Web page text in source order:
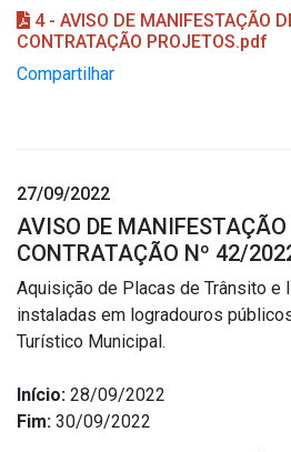
4 - AVISO DE MANIFESTAÇÃO
CONTRATAÇÃO PROJETOS.pdf
Compartilhar
27/09/2022
AVISO DE MANIFESTAÇÃO
CONTRATAÇÃO Nº 42/
Aquisição de Placas de Trânsito e
instaladas em logradouros
Turístico Municipal.
Início: 28/09/2022
Fim: 30/09/2022